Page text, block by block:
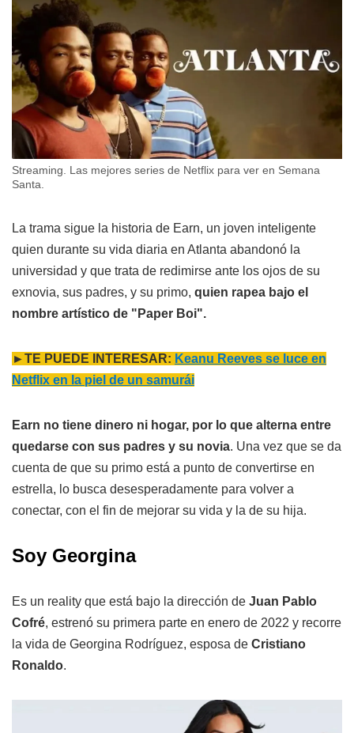
Streaming. Las mejores series de Netflix para ver en Semana
Santa.
La trama sigue la historia de Earn, un joven inteligente
quien durante su vida diaria en Atlanta abandonó la
universidad y que trata de redimirse ante los ojos de su
exnovia, sus padres, y su primo, quien rapea bajo el
nombre artístico de "Paper Boi".
►TE PUEDE INTERESAR: Keanu Reeves se luce en
Netflix en la piel de un samurái
Earn no tiene dinero ni hogar, por lo que alterna entre
quedarse con sus padres y su novia. Una vez que se da
cuenta de que su primo está a punto de convertirse en
estrella, lo busca desesperadamente para volver a
conectar, con el fin de mejorar su vida y la de su hija.
Soy Georgina
Es un reality que está bajo la dirección de Juan Pablo
Cofré, estrenó su primera parte en enero de 2022 y recorre
la vida de Georgina Rodríguez, esposa de Cristiano
Ronaldo.